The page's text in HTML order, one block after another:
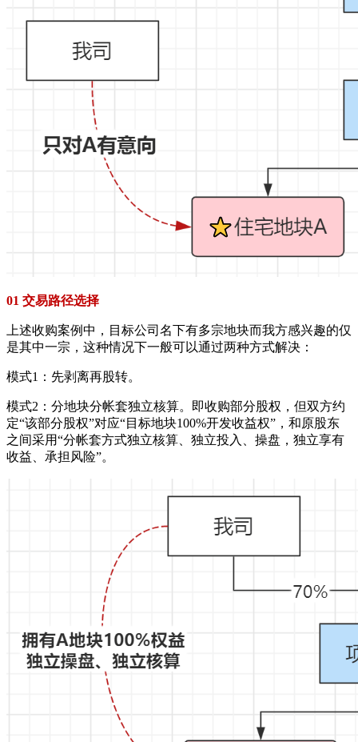
01 交易路径选择
上述收购案例中，目标公司名下有多宗地块而我方感兴趣的仅
是其中一宗，这种情况下一般可以通过两种方式解决：
模式1：先剥离再股转。
模式2：分地块分帐套独立核算。即收购部分股权，但双方约
定“该部分股权”对应“目标地块100%开发收益权”，和原股东
之间采用“分帐套方式独立核算、独立投入、操盘，独立享有
收益、承担风险”。